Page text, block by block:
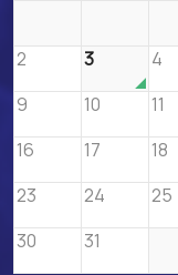
2
3 4
9
10 11
16
17 18
23
24 25
30
31